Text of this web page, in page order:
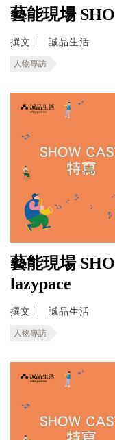
藝能現場
撰文 誠品生活
人物專訪
藝能現場
lazypace
撰文 誠品生活
人物專訪